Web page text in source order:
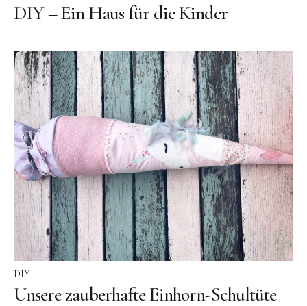
DIY – Ein Haus für die Kinder
DIY
Unsere zauberhafte Einhorn-Schultüte